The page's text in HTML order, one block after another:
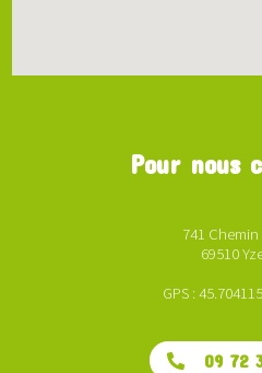
Pour nous
741
69510
GPS :
09 72